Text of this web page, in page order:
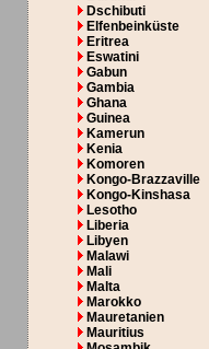
Dschibuti
Elfenbeinküste
Eritrea
Eswatini
Gabun
Gambia
Ghana
Guinea
Kamerun
Kenia
Komoren
Kongo-Brazzaville
Kongo-Kinshasa
Lesotho
Liberia
Libyen
Malawi
Mali
Malta
Marokko
Mauretanien
Mauritius